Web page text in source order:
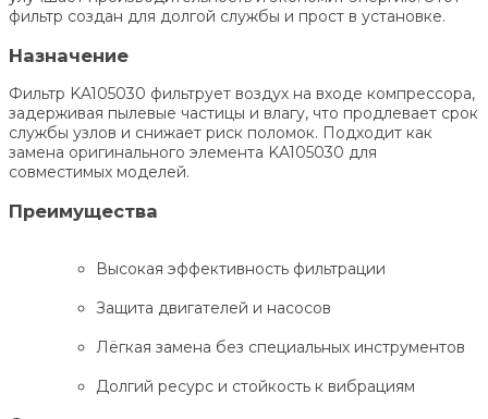
фильтр создан для долгой службы и прост в установке.
Назначение
Фильтр KA105030 фильтрует воздух на входе компрессора,
задерживая пылевые частицы и влагу, что продлевает срок
службы узлов и снижает риск поломок. Подходит как
замена оригинального элемента KA105030 для
совместимых моделей.
Преимущества
Высокая эффективность фильтрации
Защита двигателей и насосов
Лёгкая замена без специальных инструментов
Долгий ресурс и стойкость к вибрациям